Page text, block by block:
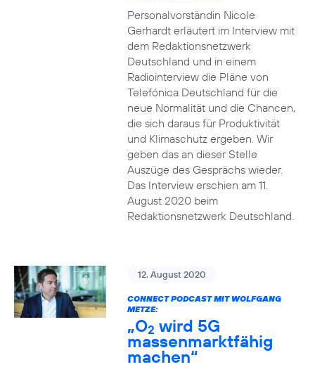
Personalvorständin Nicole
Gerhardt erläutert im Interview mit
dem Redaktionsnetzwerk
Deutschland und in einem
Radiointerview die Pläne von
Telefónica Deutschland für die
neue Normalität und die Chancen,
die sich daraus für Produktivität
und Klimaschutz ergeben. Wir
geben das an dieser Stelle
Auszüge des Gesprächs wieder.
Das Interview erschien am 11.
August 2020 beim
Redaktionsnetzwerk Deutschland.
12. August 2020
CONNECT PODCAST MIT WOLFGANG
METZE:
„O2 wird 5G
massenmarktfähig
machen“